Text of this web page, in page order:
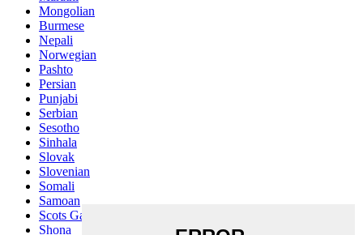
Mongolian
Burmese
Nepali
Norwegian
Pashto
Persian
Punjabi
Serbian
Sesotho
Sinhala
Slovak
Slovenian
Somali
Samoan
Scots Gaelic
Shona